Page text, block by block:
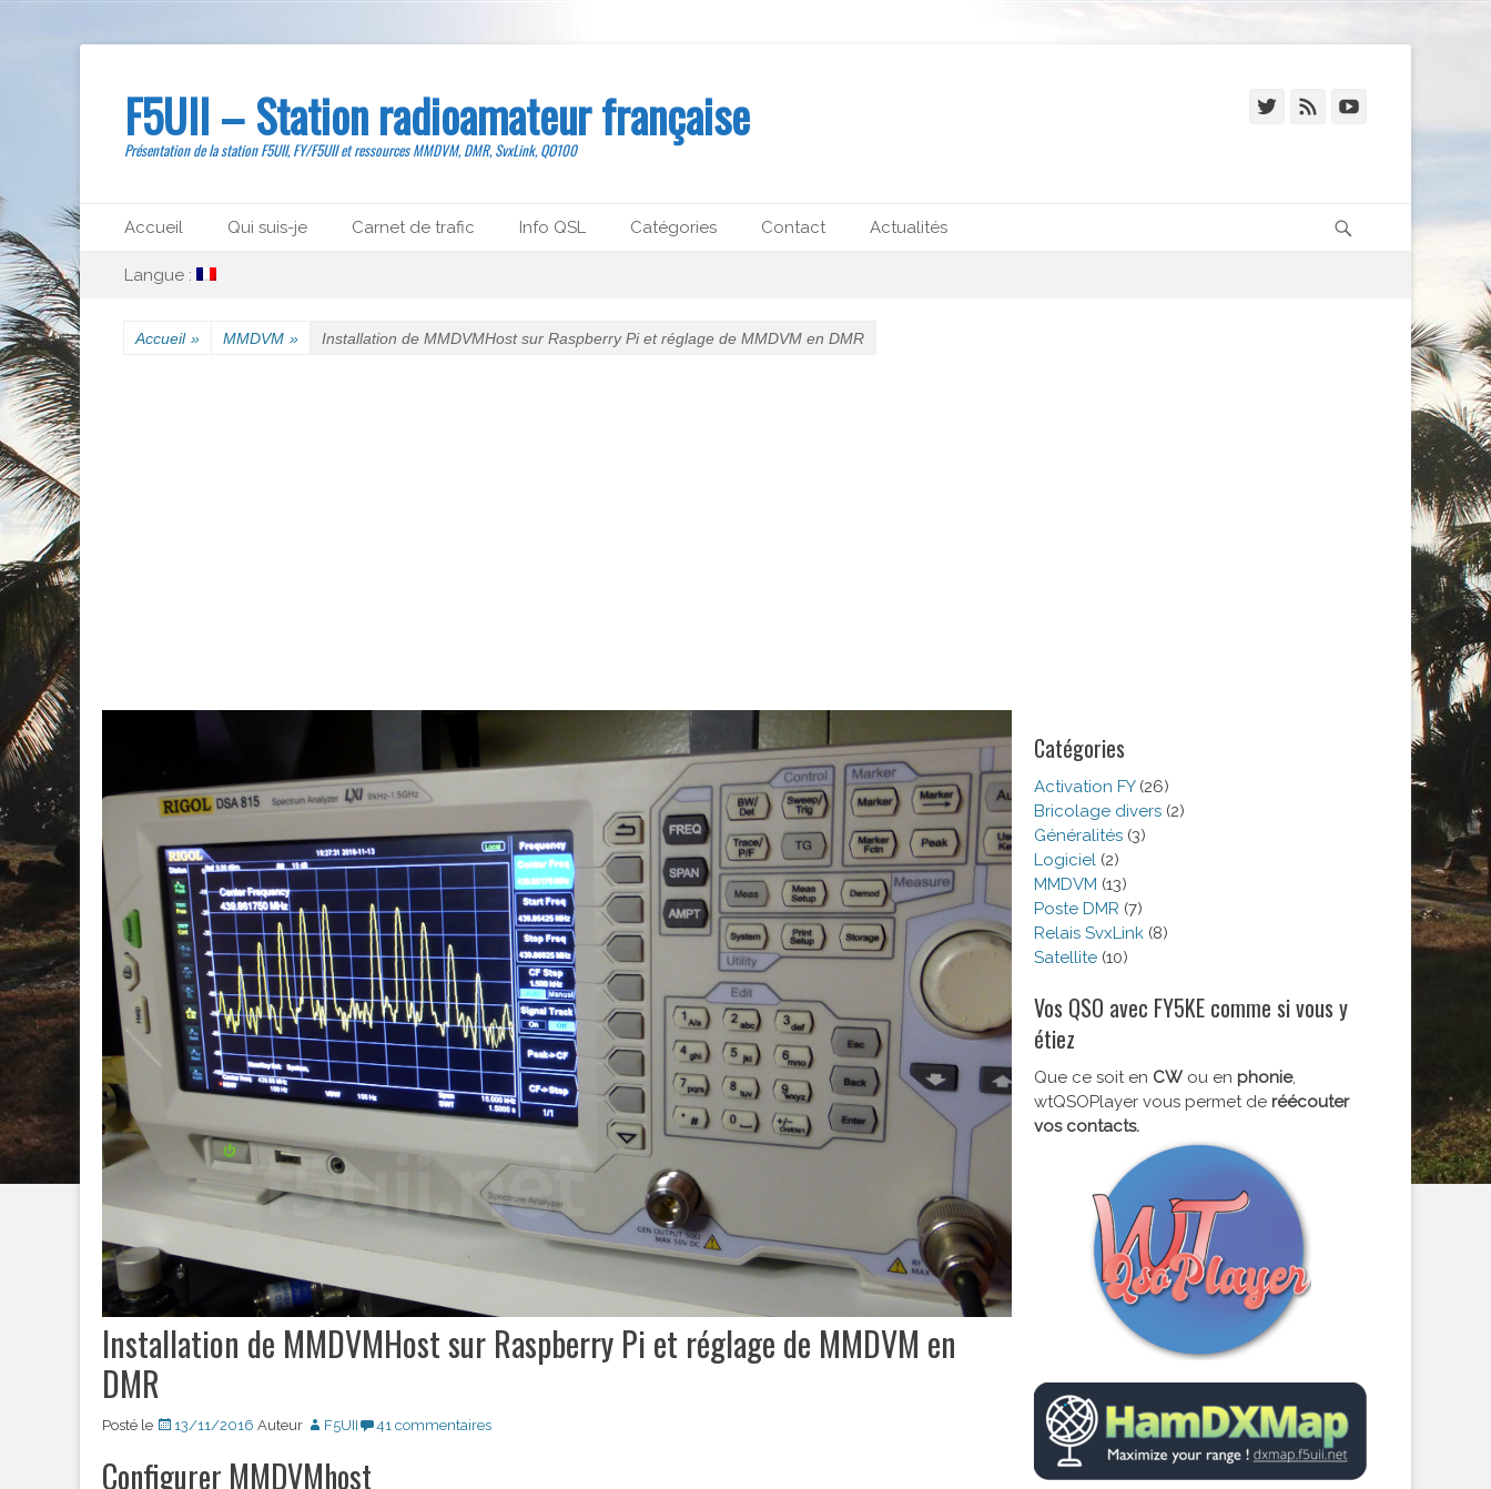
F5UII – Station radioamateur française
Présentation de la station F5UII, FY/F5UII et ressources MMDVM, DMR, SvxLink, QO100
TwitterFeed
Menu principal
contenu
Accueil Qui suis-je Carnet de trafic Info QSL Catégories Contact Actualités
Menu secondaire
Langue :
Accueil » MMDVM » Installation de MMDVMHost sur Raspberry Pi et réglage de MMDVM en DMR
Installation de MMDVMHost sur Raspberry Pi et réglage de MMDVM en
DMR
Posté le 13/11/2016 Auteur F5UII 41 commentaires
Configurer MMDVMhost
Catégories
Activation FY(26)
Bricolage divers (2)
Généralités (3)
Logiciel (2)
MMDVM (13)
Poste DMR (7)
Relais SvxLink (8)
Satellite (10)
Vos QSO avec FY5KE comme si vous y
étiez
Que ce soit en CW ou en phonie,
wtQSOPlayer vous permet de réécouter
vos contacts.